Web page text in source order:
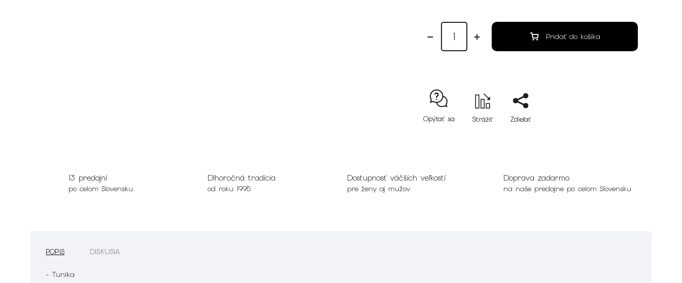
Pridať do košíka
Opýtať sa Strážiť Zdieľať
13 predajní
po celom Slovensku
Dlhoročná tradícia
od roku 1995
Dostupnosť väčších veľkostí
pre ženy aj mužov
Doprava zadarmo
na naše predajne po celom Slovensku
POPIS DISKUSIA
- Tunika